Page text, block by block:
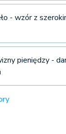
- wzór z
pieniędzy -